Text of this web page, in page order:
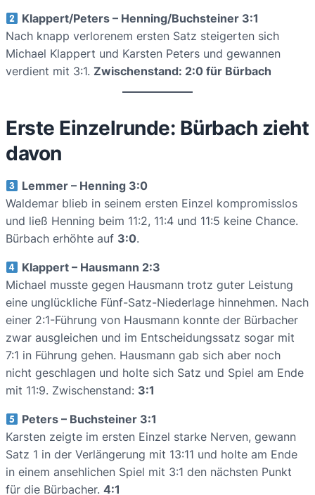
Klappert/Peters – Henning/Buchsteiner 3:1
Nach knapp verlorenem ersten Satz steigerten sich
Michael Klappert und Karsten Peters und gewannen
verdient mit 3:1. Zwischenstand: 2:0 für Bürbach
Erste Einzelrunde: Bürbach zieht
davon
Lemmer – Henning 3:0
Waldemar blieb in seinem ersten Einzel kompromisslos
und ließ Henning beim 11:2, 11:4 und 11:5 keine Chance.
Bürbach erhöhte auf 3:0.
Klappert – Hausmann 2:3
Michael musste gegen Hausmann trotz guter Leistung
eine unglückliche Fünf-Satz-Niederlage hinnehmen. Nach
einer 2:1-Führung von Hausmann konnte der Bürbacher
zwar ausgleichen und im Entscheidungssatz sogar mit
7:1 in Führung gehen. Hausmann gab sich aber noch
nicht geschlagen und holte sich Satz und Spiel am Ende
mit 11:9. Zwischenstand: 3:1
Peters – Buchsteiner 3:1
Karsten zeigte im ersten Einzel starke Nerven, gewann
Satz 1 in der Verlängerung mit 13:11 und holte am Ende
in einem ansehlichen Spiel mit 3:1 den nächsten Punkt
für die Bürbacher. 4:1